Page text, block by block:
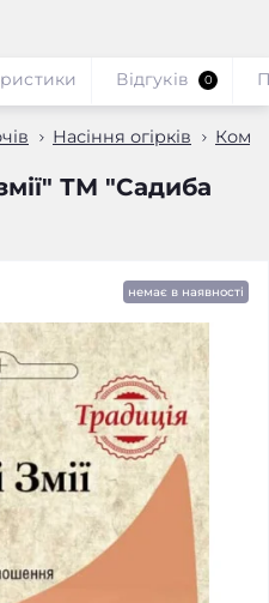
Насіння огірків
ТМ "Садиба
Відгуків 0
немає в наявності